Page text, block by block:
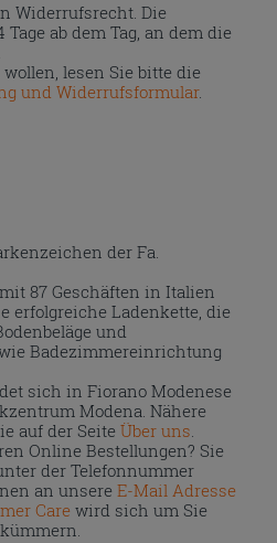
Widerrufsrecht. Die
ab dem Tag, an dem die
lesen Sie bitte die
und Widerrufsformular.
der Fa.
87 Geschäften in Italien
erfolgreiche Ladenkette, die
und
Badezimmereinrichtung
sich in Fiorano Modenese
Modena. Nähere
auf der Seite Über uns.
Online Bestellungen? Sie
der Telefonnummer
an unsereE-Mail Adresse
Care wird sich um Sie